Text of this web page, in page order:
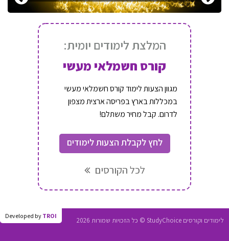
המלצת לימודים יומית:
קורס חשמלאי מעשי
מגוון הצעות לימוד קורס חשמלאי מעשי
במכללות בארץ בפריסה ארצית מצפון
לדרום. קבל מחיר משתלם!
לחץ לקבלת הצעות לימודים
לכל הקורסים
Developed by TROI
לימודים וקורסים StudyChoice © כל הזכויות שמורות 2026